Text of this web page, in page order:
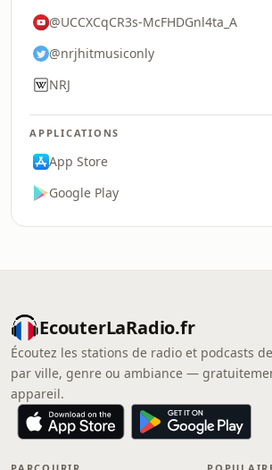
@UCCXCqCR3s-McFHDGnl4ta_A
@nrjhitmusiconly
NRJ
APPLICATIONS
App Store
Google Play
EcouterLaRadio.fr
Écoutez les stations de radio et podcasts
par ville, genre ou ambiance —
appareil.